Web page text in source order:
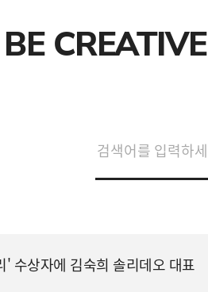
CREATIVE
수상자에 김숙희 솔리데오 대표